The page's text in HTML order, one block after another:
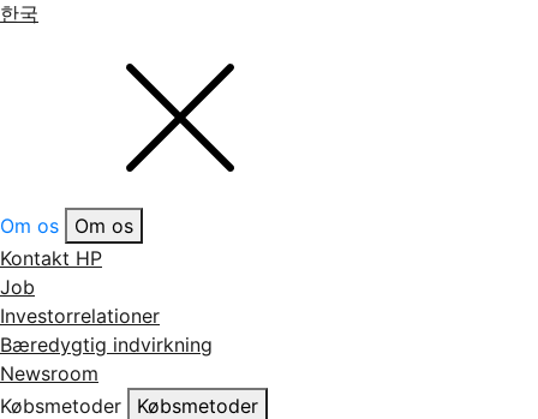
한국
Om os
Om os
Kontakt HP
Job
Investorrelationer
Bæredygtig indvirkning
Newsroom
Købsmetoder
Købsmetoder